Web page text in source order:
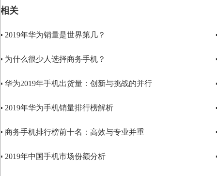
相关
▪ 2019年华为销量是世界第几？
▪ 为什么很少人选择商务手机？
▪ 华为2019年手机出货量：创新与挑战的并行
▪ 2019年华为手机销量排行榜解析
▪ 商务手机排行榜前十名：高效与专业并重
▪ 2019年中国手机市场份额分析